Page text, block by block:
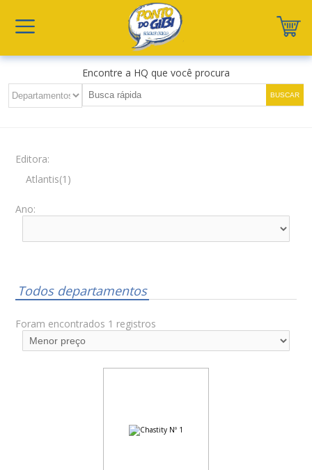
Encontre a HQ que você procura
Editora:
Atlantis(1)
Ano:
Todos departamentos
Foram encontrados 1 registros